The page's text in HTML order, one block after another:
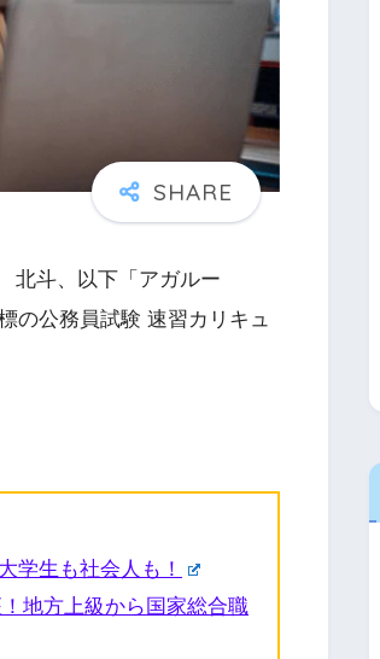
北斗、以下「アガルー
の公務員試験 速習カリキュ
学生も社会人も！
地方上級から国家総合職